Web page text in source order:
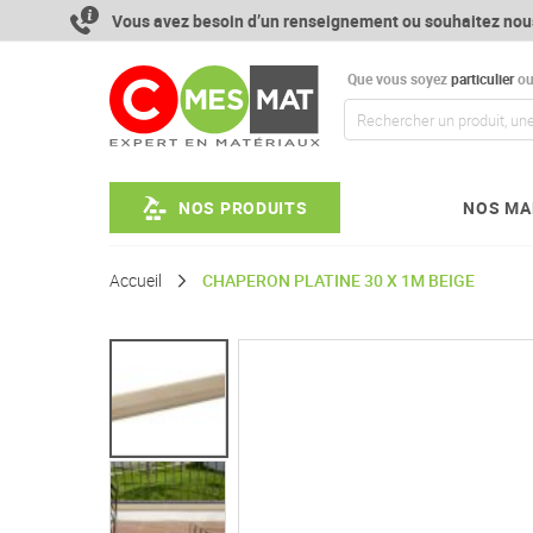
contenu
Vous avez besoin d’un renseignement ou souhaitez
Que vous soyezparticulierou
NOS PRODUITS NOS
Accueil CHAPERON PLATINE 30 X 1M BEIGE
Passer
galerie
d’images